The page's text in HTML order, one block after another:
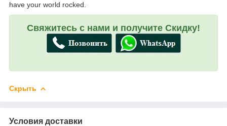
have your world rocked.
Свяжитесь с нами и получите Скидку!
Скрыть
Условия доставки